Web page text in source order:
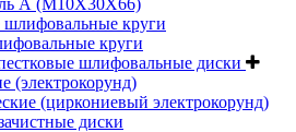
шлифовальные круги
круги
шлифовальные диски
(электрокорунд)
(циркониевый электрокорунд)
диски